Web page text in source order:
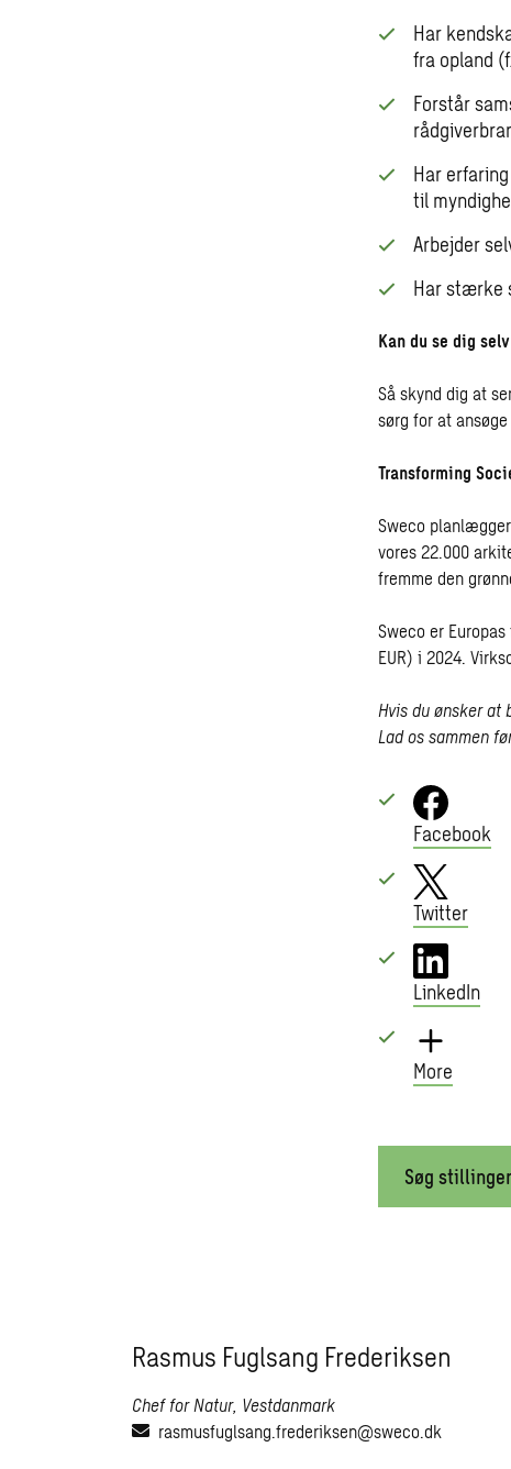
Har
fra opland
Forstår
Har
til
Arbejder
Har stærke
Kan du se dig
Så skynd dig at
sørg for at
Transforming
Sweco
vores 22.000
fremme den
Sweco er
EUR) i 2024.
Hvis du ønsker at
Lad os sammen
Facebook
Twitter
LinkedIn
More
Søg
Rasmus Fuglsang Frederiksen
Chef for Natur, Vestdanmark
rasmusfuglsang.frederiksen@sweco.dk